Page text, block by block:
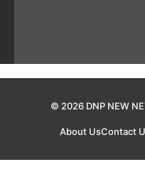
© 2026 DNP NEW
About UsContact